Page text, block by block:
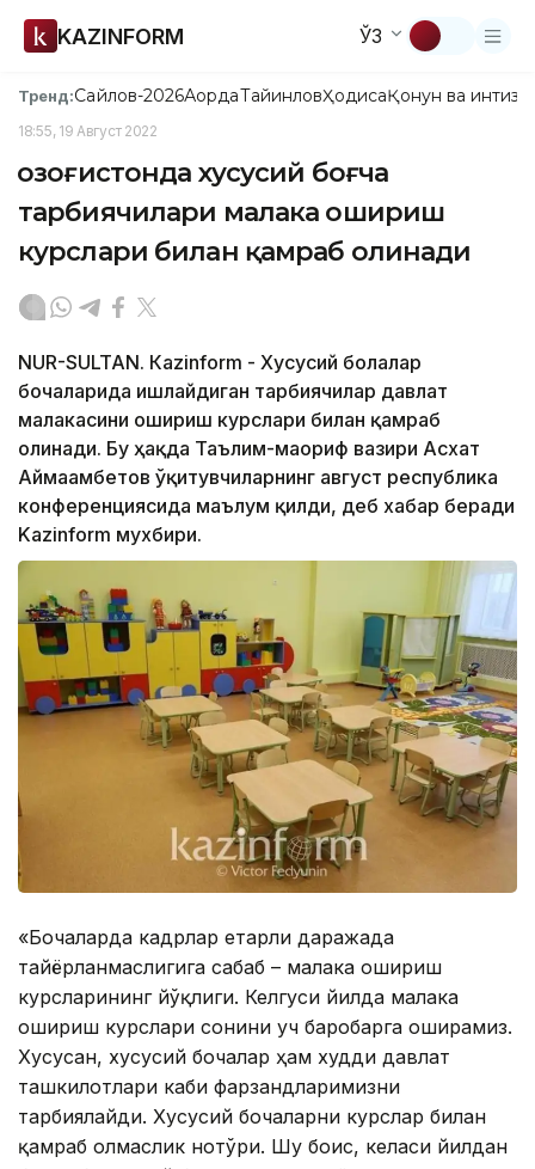
KAZINFORM ЎЗ
Тренд:Сайлов-2026АқордаТайинловҲодисаҚонун ва
18:55, 19 Август 2022
Қозоғистонда хусусий боғча
тарбиячилари малака ошириш
курслари билан қамраб олинади
NUR-SULTAN. Кazinform - Хусусий болалар
боғчаларида ишлайдиган тарбиячилар давлат
малакасини ошириш курслари билан қамраб
олинади. Бу ҳақда Таълим-маориф вазири Асхат
Аймағамбетов ўқитувчиларнинг август республика
конференциясида маълум қилди, деб хабар беради
Kazinform мухбири.
«Боғчаларда кадрлар етарли даражада
тайёрланмаслигига сабаб – малака ошириш
курсларининг йўқлиги. Келгуси йилда малака
ошириш курслари сонини уч баробарга оширамиз.
Хусусан, хусусий боғчалар ҳам худди давлат
ташкилотлари каби фарзандларимизни
тарбиялайди. Хусусий боғчаларни курслар билан
қамраб олмаслик нотўғри. Шу боис, келаси йилдан